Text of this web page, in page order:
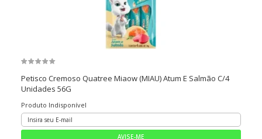
Petisco Cremoso Quatree Miaow (MIAU) Atum E Salmão C/4
Unidades 56G
Produto Indisponível